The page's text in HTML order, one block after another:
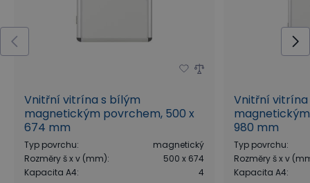
Vnitřní vitrína s bílým
magnetickým povrchem, 500 x
674 mm
Typ povrchu:
magnetický
Rozměry š x v (mm):
500 x 674
Kapacita A4: 4
Vnitřní
980 mm
Typ povrchu:
Rozměry š x v
Kapacita A4: